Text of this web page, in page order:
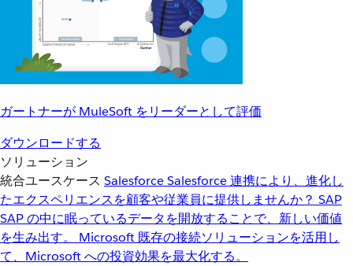
ガートナーが MuleSoft をリーダーとして評価
ダウンロードする
ソリューション
統合ユースケース SalesforceSalesforce 連携により、進化し
たエクスペリエンスを顧客や従業員に提供しませんか？ SAP
SAP の中に眠っているデータを開放することで、新しい価値
を生み出す。
Microsoft 既存の接続ソリューションを活用し
て、Microsoft への投資効果を最大化する。